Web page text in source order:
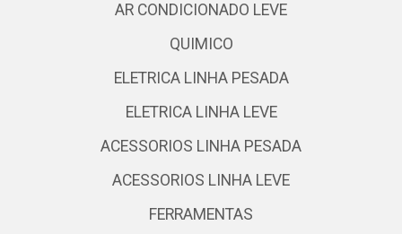
AR CONDICIONADO LEVE
QUIMICO
ELETRICA LINHA PESADA
ELETRICA LINHA LEVE
ACESSORIOS LINHA PESADA
ACESSORIOS LINHA LEVE
FERRAMENTAS